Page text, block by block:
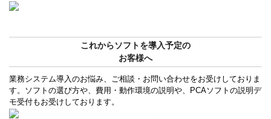
これからソフトを導入予定の
お客様へ
業務システム導入のお悩み、ご相談・お問い合わせをお受けしておりま
す。ソフトの選び方や、費用・動作環境の説明や、PCAソフトの説明デ
モ受付もお受けしております。